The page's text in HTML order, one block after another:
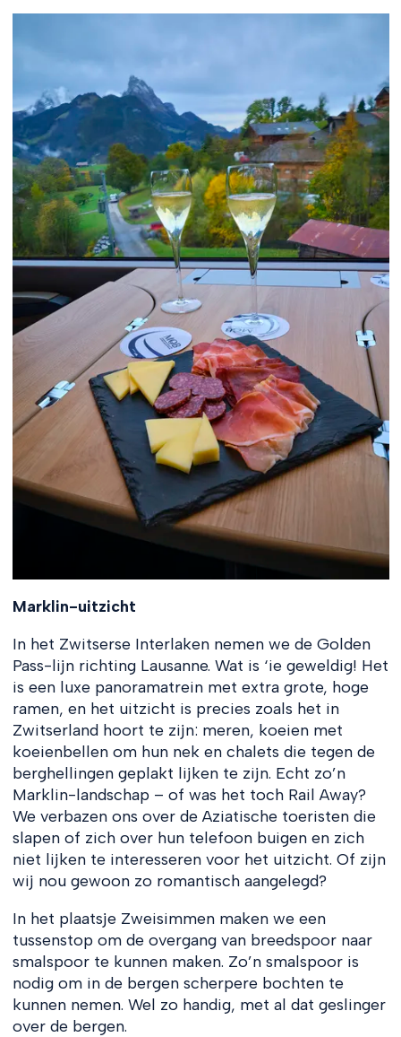
Marklin-uitzicht
In het Zwitserse Interlaken nemen we de Golden
Pass-lijn richting Lausanne. Wat is ‘ie geweldig! Het
is een luxe panoramatrein met extra grote, hoge
ramen, en het uitzicht is precies zoals het in
Zwitserland hoort te zijn: meren, koeien met
koeienbellen om hun nek en chalets die tegen de
berghellingen geplakt lijken te zijn. Echt zo’n
Marklin-landschap – of was het toch Rail Away?
We verbazen ons over de Aziatische toeristen die
slapen of zich over hun telefoon buigen en zich
niet lijken te interesseren voor het uitzicht. Of zijn
wij nou gewoon zo romantisch aangelegd?
In het plaatsje Zweisimmen maken we een
tussenstop om de overgang van breedspoor naar
smalspoor te kunnen maken. Zo’n smalspoor is
nodig om in de bergen scherpere bochten te
kunnen nemen. Wel zo handig, met al dat geslinger
over de bergen.